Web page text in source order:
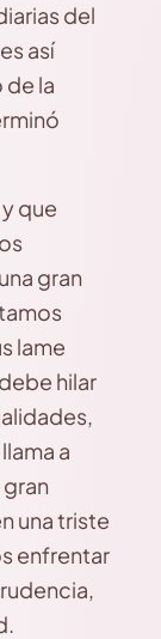
del
así
de la
que
gran
lame
hilar
a
una triste
enfrentar